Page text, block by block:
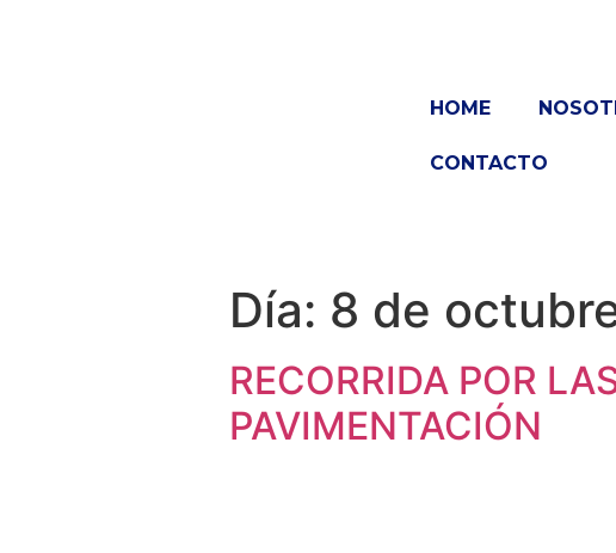
HOME
CONTACTO
Día: 8 de
RECORRIDA POR
PAVIMENTACIÓN